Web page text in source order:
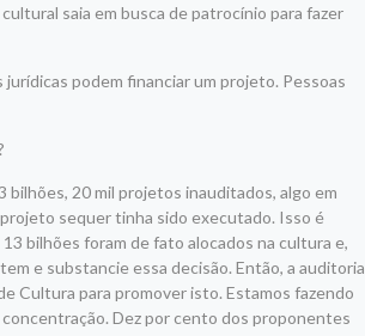
saia em busca de patrocínio para fazer
podem financiar um projeto. Pessoas
20 mil projetos inauditados, algo em
sequer tinha sido executado. Isso é
bilhões foram de fato alocados na cultura e,
e substancie essa decisão. Então, a auditoria
Cultura para promover isto. Estamos fazendo
Dez por cento dos proponentes